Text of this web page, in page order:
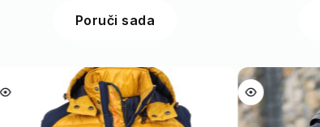
Poruči sada